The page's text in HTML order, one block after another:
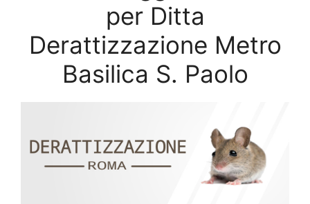
per Ditta
Derattizzazione Metro
Basilica S. Paolo